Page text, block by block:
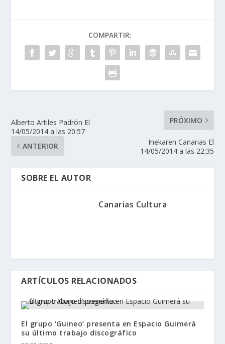
COMPARTIR:
Alberto Artiles Padrón El
14/05/2014 a las 20:57
ANTERIOR
PRÓXIMO
Inekaren Canarias El
14/05/2014 a las 22:35
SOBRE EL AUTOR
Canarias Cultura
ARTÍCULOS RELACIONADOS
El grupo ‘Guineo’ presenta en Espacio Guimerá
su último trabajo discográfico